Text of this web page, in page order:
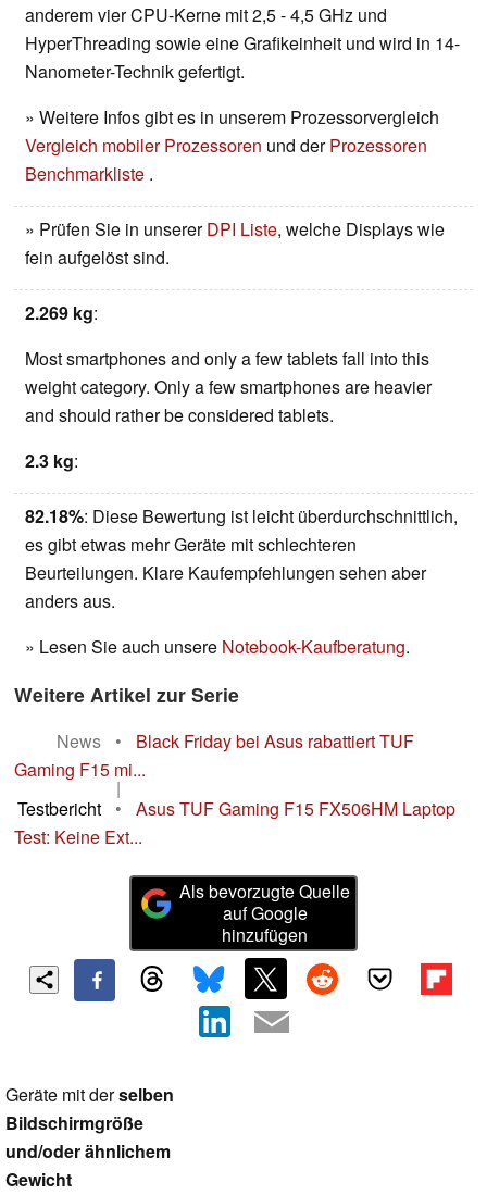
anderem vier CPU-Kerne mit 2,5 - 4,5 GHz und
HyperThreading sowie eine Grafikeinheit und wird in 14-
Nanometer-Technik gefertigt.
» Weitere Infos gibt es in unserem Prozessorvergleich
Vergleich mobiler Prozessoren und derProzessoren
Benchmarkliste .
» Prüfen Sie in unsererDPI Liste, welche Displays wie
fein aufgelöst sind.
2.269 kg:
Most smartphones and only a few tablets fall into this
weight category. Only a few smartphones are heavier
and should rather be considered tablets.
2.3 kg:
82.18%: Diese Bewertung ist leicht überdurchschnittlich,
es gibt etwas mehr Geräte mit schlechteren
Beurteilungen. Klare Kaufempfehlungen sehen aber
anders aus.
» Lesen Sie auch unsere Notebook-Kaufberatung.
Weitere Artikel zur Serie
News •
Black Friday bei Asus rabattiert TUF
Gaming F15 mi...
|
Testbericht
•
Asus TUF Gaming F15 FX506HM Laptop
Test: Keine Ext...
Als bevorzugte Quelle
auf Google
hinzufügen
Geräte mit derselben
Bildschirmgröße
und/oder ähnlichem
Gewicht